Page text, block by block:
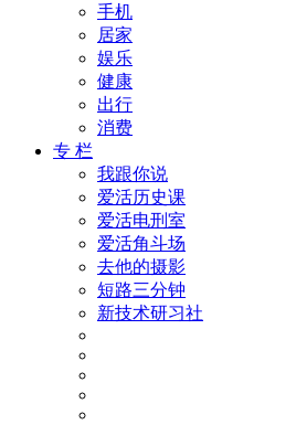
手机
居家
娱乐
健康
出行
消费
专 栏
我跟你说
爱活历史课
爱活电刑室
爱活角斗场
去他的摄影
短路三分钟
新技术研习社